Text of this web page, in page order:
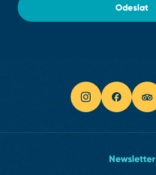
Odeslat
Newsletter